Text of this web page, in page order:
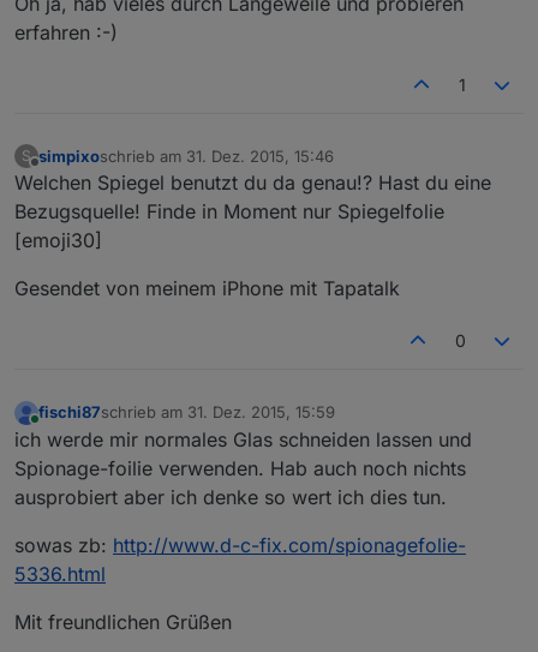
erfahren :-)
1
S
Offline
simpixoschrieb am 31. Dez. 2015, 15:46
zuletzt editiert von
Welchen Spiegel benutzt du da genau!? Hast du eine
Bezugsquelle! Finde in Moment nur Spiegelfolie
[emoji30]
Gesendet von meinem iPhone mit Tapatalk
0
Online
fischi87schrieb am 31. Dez. 2015, 15:59
zuletzt editiert von
ich werde mir normales Glas schneiden lassen und
Spionage-foilie verwenden. Hab auch noch nichts
ausprobiert aber ich denke so wert ich dies tun.
sowas zb: http://www.d-c-fix.com/spionagefolie-
5336.html
Mit freundlichen Grüßen